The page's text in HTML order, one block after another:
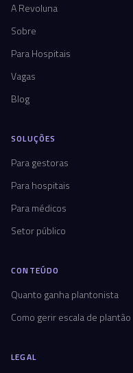
A Revoluna
Sobre
Para Hospitais
Vagas
Blog
SOLUÇÕES
Para gestoras
Para hospitais
Para médicos
Setor público
CONTEÚDO
Quanto ganha plantonista
Como gerir escala de plantão
LEGAL